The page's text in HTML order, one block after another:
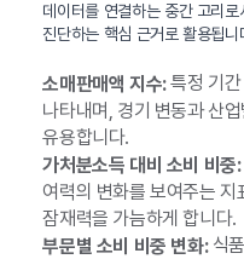
데이터를 연결하는 중간 고리
진단하는 핵심 근거로 활용됩니
소매판매액 지수:특정 기간
나타내며, 경기 변동과 산
유용합니다.
가처분소득 대비 소비 비중:
여력의 변화를 보여주는
잠재력을 가늠하게 합니다.
부문별 소비 비중 변화:식